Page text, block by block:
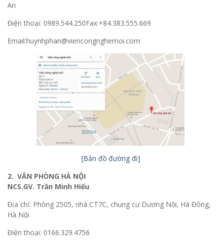
An
Điện thoại: 0989.544.250Fax:+84.383.555.669
Email:huynhphan@viencongnghemoi.com
[Bản đồ đường đi]
2. VĂN PHÒNG HÀ NỘI
NCS.GV. Trần Minh Hiếu
Địa chỉ: Phòng 2505, nhà CT7C, chung cư Dương Nội, Hà Đông,
Hà Nội
Điện thoại: 0166.329.4756